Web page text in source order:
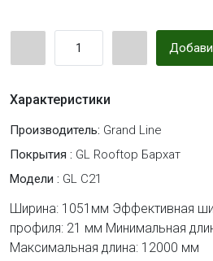
Характеристики
Производитель: Grand Line
Покрытия : GL Rooftop Бархат
Модели : GL C21
Ширина: 1051мм Эффективная
профиля: 21 мм Минимальная
Максимальная длина: 12000 мм